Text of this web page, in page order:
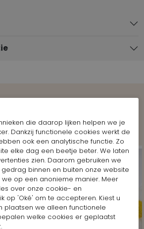
van het merk
die daarop lijken helpen we je
Dankzij functionele cookies werkt de
ook een analytische functie. Zo
elke dag een beetje beter. We laten
zien. Daarom gebruiken we
binnen en buiten onze website
op een anonieme manier. Meer
over onze cookie- en
op 'Oké' om te accepteren. Kiest u
plaatsen we alleen functionele
welke cookies er geplaatst
.